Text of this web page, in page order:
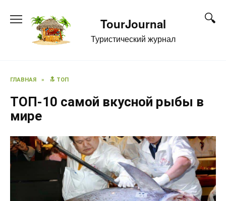
содержанию
TourJournal
Туристический журнал
ГЛАВНАЯ » 🔝 ТОП
ТОП-10 самой вкусной рыбы в
мире